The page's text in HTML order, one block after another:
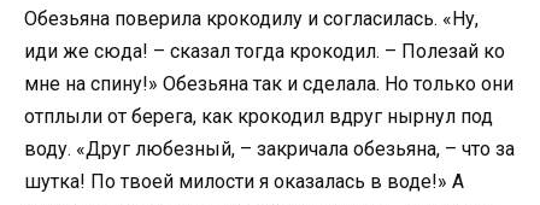
Обезьяна поверила крокодилу и согласилась. «Ну,
иди же сюда! – сказал тогда крокодил. – Полезай ко
мне на спину!» Обезьяна так и сделала. Но только они
отплыли от берега, как крокодил вдруг нырнул под
воду. «Друг любезный, – закричала обезьяна, – что за
шутка! По твоей милости я оказалась в воде!» А